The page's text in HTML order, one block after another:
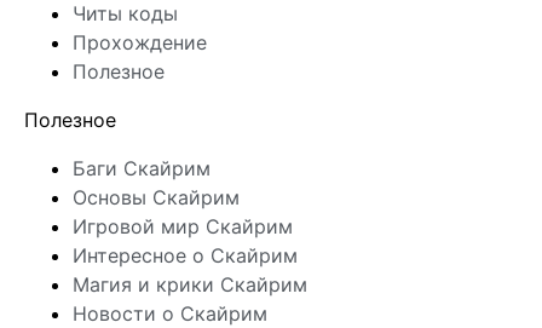
Читы коды
Прохождение
Полезное
Полезное
Баги Скайрим
Основы Скайрим
Игровой мир Скайрим
Интересное о Скайрим
Магия и крики Скайрим
Новости о Скайрим